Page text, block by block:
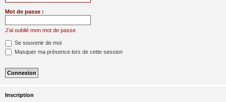
Mot de passe :
J’ai oublié mon mot de passe
Se souvenir de moi
Masquer ma présence lors de cette session
Inscription